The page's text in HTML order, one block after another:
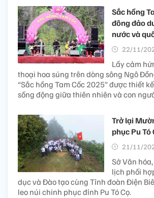
Sắc hồng
đông đảo
nước và
22/11/
Lấy cảm
thoại hoa súng trên dòng sông Ngô
“Sắc hồng Tam Cốc 2025” được thiết
sống động giữa thiên nhiên và con
Trở lại
phục Pu Tó
21/11/
Sở Văn
lịch phối
dục và Đào tạo cùng Tỉnh đoàn Điện
leo núi chinh phục đỉnh Pu Tó Cọ.